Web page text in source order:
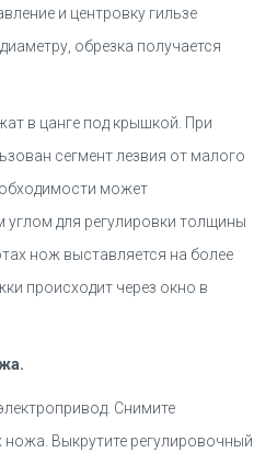
и центровку гильзе
обрезка получается
в цанге под крышкой. При
сегмент лезвия от малого
может
для регулировки толщины
нож выставляется на более
происходит через окно в
Снимите
Выкрутите регулировочный